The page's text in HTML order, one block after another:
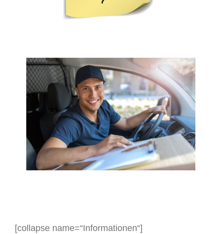
[collapse name=“Informationen“]